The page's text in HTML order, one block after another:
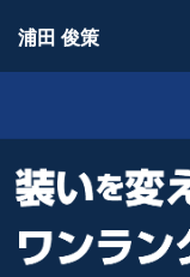
浦田 俊策